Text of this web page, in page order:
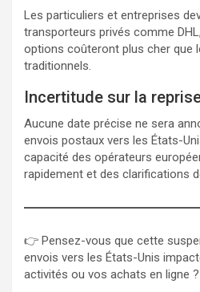
Les particuliers et entreprises
transporteurs privés comme
options coûteront plus cher que
traditionnels.
Incertitude sur la
Aucune date précise ne sera
envois postaux vers les États-
capacité des opérateurs
rapidement et des clarifications
👉 Pensez-vous que cette
envois vers les États-Unis
activités ou vos achats en ligne ?